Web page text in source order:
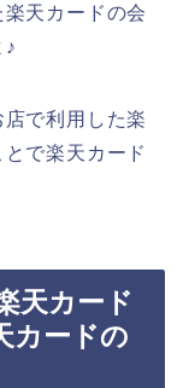
天カードの会
♪
で利用した楽
で楽天カード
天カード
カードの